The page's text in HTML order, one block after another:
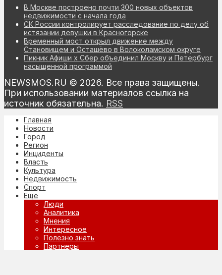
В Москве построено почти 300 новых объектов
недвижимости с начала года
СК России контролирует расследование по делу об
истязании девушки в Красногорске
Временный мост открыл движение между
Становищем и Осташёво в Волоколамском округе
Пикник Афиши х Сбер объединил Москву и Петербург
насыщенной программой
NEWSMOS.RU © 2026. Все права защищены.
При использовании материалов ссылка на
источник обязательна. RSS
Главная
Новости
Город
Регион
Инциденты
Власть
Культура
Недвижимость
Спорт
Еще
Люди
Аналитика
Мнения
Интересное
Полезно знать
Партнеры